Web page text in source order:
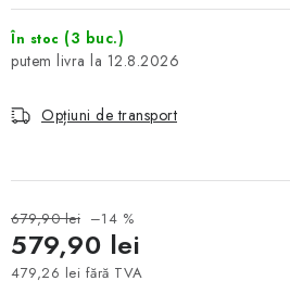
În stoc (3 buc.)
12.8.2026
Opțiuni de transport
679,90 lei –14 %
579,90 lei
479,26 lei fără TVA